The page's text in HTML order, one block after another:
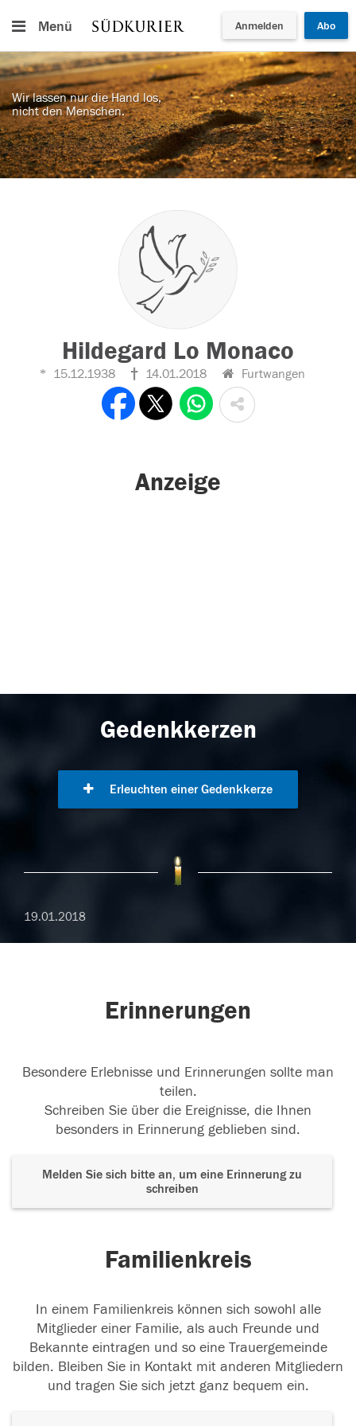
Menü Anmelden Abo
Wir lassen nur die Hand los,
nicht den Menschen.
Hildegard Lo Monaco
15.12.1938 14.01.2018 Furtwangen
Anzeige
Gedenkkerzen
Erleuchten einer Gedenkkerze
19.01.2018
Erinnerungen
Besondere Erlebnisse und Erinnerungen sollte man
teilen.
Schreiben Sie über die Ereignisse, die Ihnen
besonders in Erinnerung geblieben sind.
Melden Sie sich bitte an, um eine Erinnerung zu
schreiben
Familienkreis
In einem Familienkreis können sich sowohl alle
Mitglieder einer Familie, als auch Freunde und
Bekannte eintragen und so eine Trauergemeinde
bilden. Bleiben Sie in Kontakt mit anderen Mitgliedern
und tragen Sie sich jetzt ganz bequem ein.